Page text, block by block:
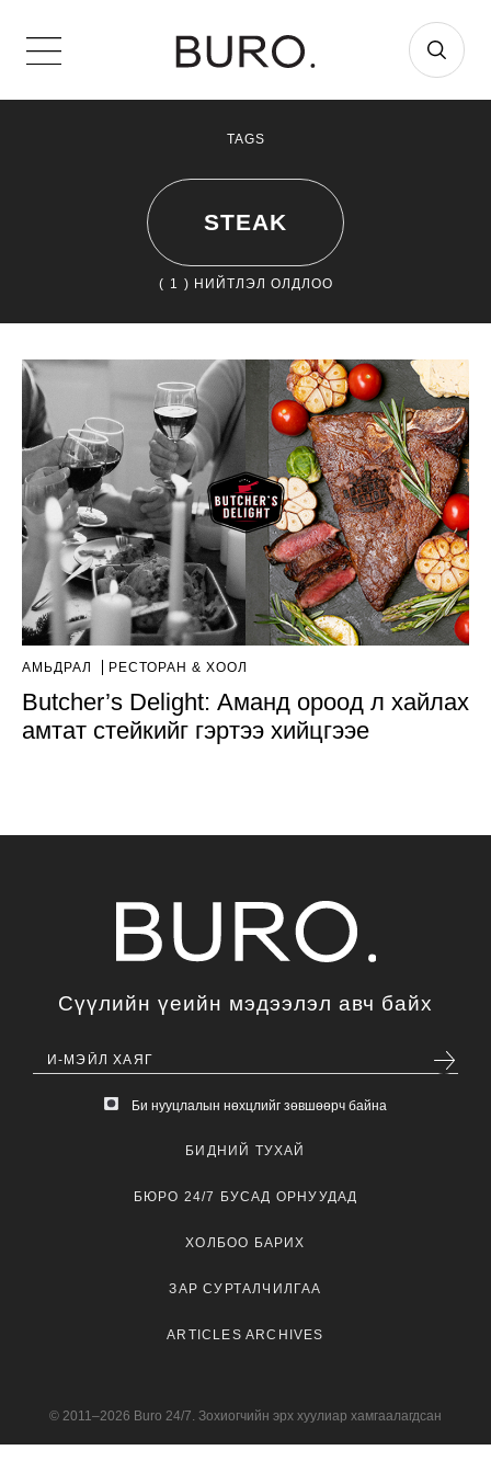
TAGS
STEAK
( 1 ) НИЙТЛЭЛ ОЛДЛОО
АМЬДРАЛ РЕСТОРАН & ХООЛ
Butcher’s Delight: Аманд ороод л хайлах
амтат стейкийг гэртээ хийцгээе
Сүүлийн үеийн мэдээлэл авч байх
Би нууцлалын нөхцлийг зөвшөөрч байна
БИДНИЙ ТУХАЙ
БЮРО 24/7 БУСАД ОРНУУДАД
ХОЛБОО БАРИХ
ЗАР СУРТАЛЧИЛГАА
ARTICLES ARCHIVES
© 2011–2026 Buro 24/7. Зохиогчийн эрх хуулиар хамгаалагдсан